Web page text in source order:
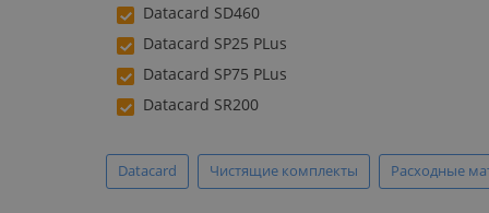
Datacard SD460
Datacard SP25 PLus
Datacard SP75 PLus
Datacard SR200
Datacard Чистящие комплекты Расходные